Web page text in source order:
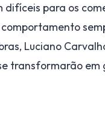
difíceis para os
Luciano
transformarão